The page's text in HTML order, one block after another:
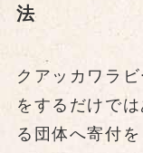
法
クアッカワラ
をするだけで
る団体へ寄付